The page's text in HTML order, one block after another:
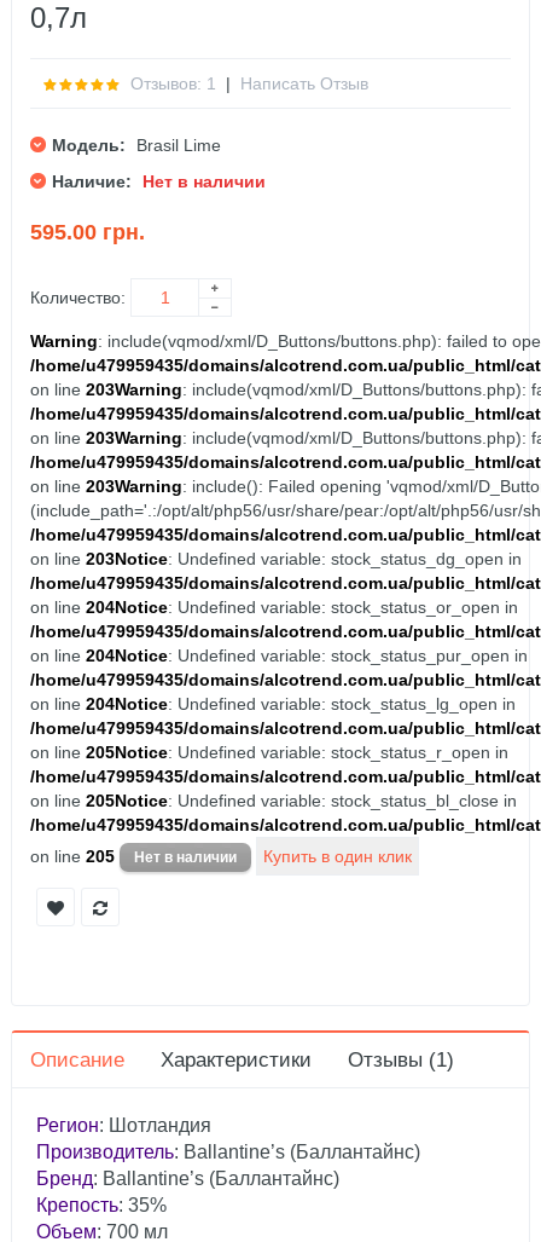
0,7л
Отзывов: 1 | Написать Отзыв
Модель:
Brasil Lime
Наличие:
Нет в наличии
595.00 грн.
Количество:
Warning: include(vqmod/xml/D_Buttons/buttons.php): failed to
/home/u479959435/domains/alcotrend.com.ua/public_html/
on line 203Warning: include(vqmod/xml/D_Buttons/buttons.php):
/home/u479959435/domains/alcotrend.com.ua/public_html/
on line 203Warning: include(vqmod/xml/D_Buttons/buttons.php):
/home/u479959435/domains/alcotrend.com.ua/public_html/
on line 203Warning: include(): Failed opening 'vqmod/xml/
(include_path='.:/opt/alt/php56/usr/share/pear:/opt/alt/php56/usr/
/home/u479959435/domains/alcotrend.com.ua/public_html/
on line 203Notice: Undefined variable: stock_status_dg_open in
/home/u479959435/domains/alcotrend.com.ua/public_html/
on line 204Notice: Undefined variable: stock_status_or_open in
/home/u479959435/domains/alcotrend.com.ua/public_html/
on line 204Notice: Undefined variable: stock_status_pur_open in
/home/u479959435/domains/alcotrend.com.ua/public_html/
on line 204Notice: Undefined variable: stock_status_lg_open in
/home/u479959435/domains/alcotrend.com.ua/public_html/
on line 205Notice: Undefined variable: stock_status_r_open in
/home/u479959435/domains/alcotrend.com.ua/public_html/
on line 205Notice: Undefined variable: stock_status_bl_close in
/home/u479959435/domains/alcotrend.com.ua/public_html/
on line 205
Описание Характеристики Отзывы (1)
Регион: Шотландия
Производитель: Ballantine’s (Баллантайнс)
Бренд: Ballantine’s (Баллантайнс)
Крепость: 35%
Объем: 700 мл